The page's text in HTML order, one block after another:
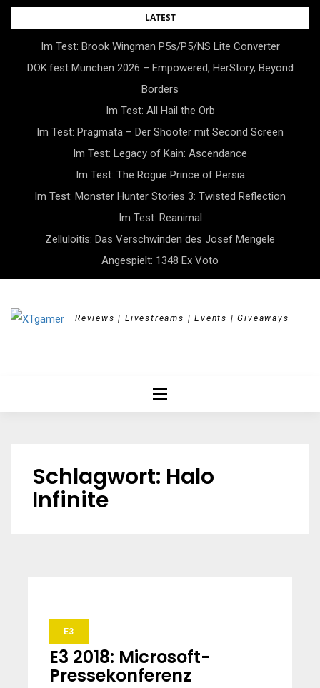
Skip
LATEST
Im Test: Brook Wingman P5s/P5/NS Lite Converter
DOK.fest München 2026 – Empowered, HerStory, Beyond
Borders
Im Test: All Hail the Orb
Im Test: Pragmata – Der Shooter mit Second Screen
Im Test: Legacy of Kain: Ascendance
Im Test: The Rogue Prince of Persia
Im Test: Monster Hunter Stories 3: Twisted Reflection
Im Test: Reanimal
Zelluloitis: Das Verschwinden des Josef Mengele
Angespielt: 1348 Ex Voto
Reviews | Livestreams | Events | Giveaways
Schlagwort: Halo
Infinite
E3
E3 2018: Microsoft-
Pressekonferenz